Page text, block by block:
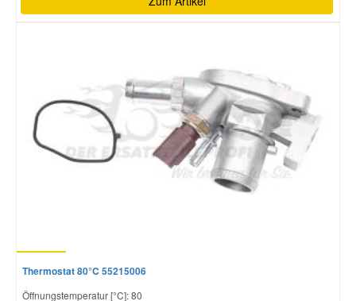
Thermostat 80°C 55215006
Öffnungstemperatur [°C]: 80